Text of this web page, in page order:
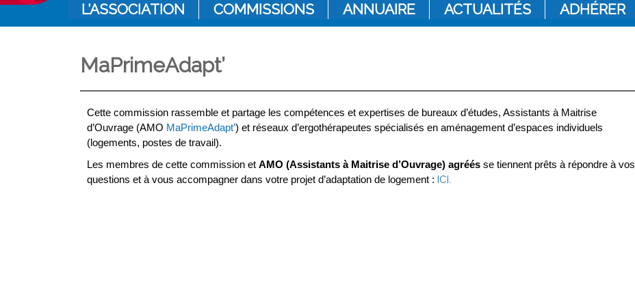
L’ASSOCIATION COMMISSIONS ANNUAIRE ACTUALITÉS ADHÉRER
MaPrimeAdapt’
Cette commission rassemble et partage les compétences et expertises de bureaux d’études, Assistants à Maitrise
d’Ouvrage (AMO MaPrimeAdapt’) et réseaux d’ergothérapeutes spécialisés en aménagement d’espaces individuels
(logements, postes de travail).
Les membres de cette commission et AMO (Assistants à Maitrise d’Ouvrage) agréés se tiennent prêts à répondre à vos
questions et à vous accompagner dans votre projet d’adaptation de logement : ICI.